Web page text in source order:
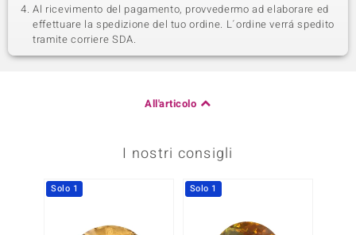
Al ricevimento del pagamento, provvedermo ad elaborare ed
effettuare la spedizione del tuo ordine. L´ordine verrá spedito
tramite corriere SDA.
All'articolo
I nostri consigli
Solo 1 Solo 1